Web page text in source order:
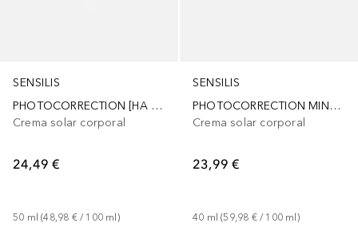
SENSILIS
PHOTOCORRECTION [HA 50+] fluido hidratante y antiarrugas SPF50+
Crema solar corporal
24,49 €
50 ml (48,98 € / 100 ml )
SENSILIS
PHOTOCORRECTION MINERAL 30 fluido alta protección para pieles reactivas SPF30
Crema solar corporal
23,99 €
40 ml (59,98 € / 100 ml )